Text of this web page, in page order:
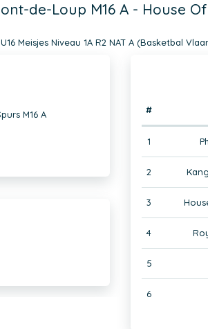
de-Loup M16 A - House
U16 Meisjes Niveau 1A R2 NAT A (Basketbal
M16 A
#
1
2
3
4
5
6